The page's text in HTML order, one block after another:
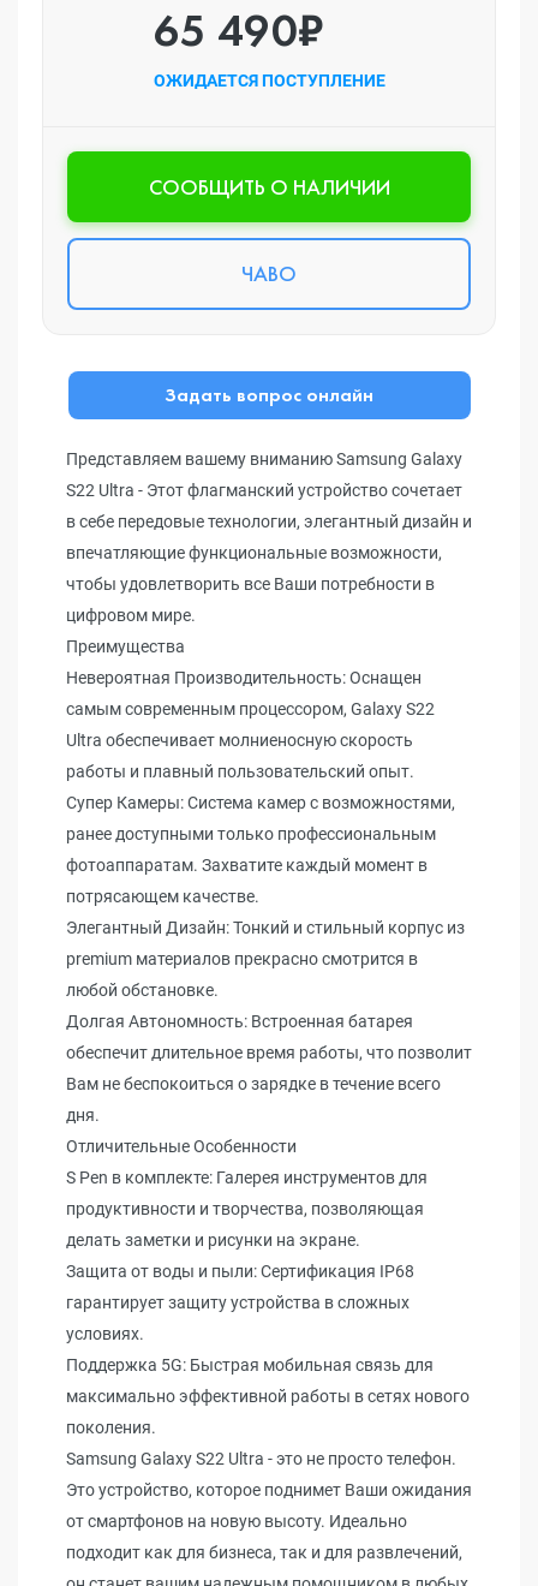
65 490₽
ОЖИДАЕТСЯ ПОСТУПЛЕНИЕ
CООБЩИТЬ О НАЛИЧИИ
ЧАВО
Задать вопрос онлайн
Представляем вашему вниманию Samsung Galaxy
S22 Ultra - Этот флагманский устройство сочетает
в себе передовые технологии, элегантный дизайн и
впечатляющие функциональные возможности,
чтобы удовлетворить все Ваши потребности в
цифровом мире.
Преимущества
Невероятная Производительность: Оснащен
самым современным процессором, Galaxy S22
Ultra обеспечивает молниеносную скорость
работы и плавный пользовательский опыт.
Супер Камеры: Система камер с возможностями,
ранее доступными только профессиональным
фотоаппаратам. Захватите каждый момент в
потрясающем качестве.
Элегантный Дизайн: Тонкий и стильный корпус из
premium материалов прекрасно смотрится в
любой обстановке.
Долгая Автономность: Встроенная батарея
обеспечит длительное время работы, что позволит
Вам не беспокоиться о зарядке в течение всего
дня.
Отличительные Особенности
S Pen в комплекте: Галерея инструментов для
продуктивности и творчества, позволяющая
делать заметки и рисунки на экране.
Защита от воды и пыли: Сертификация IP68
гарантирует защиту устройства в сложных
условиях.
Поддержка 5G: Быстрая мобильная связь для
максимально эффективной работы в сетях нового
поколения.
Samsung Galaxy S22 Ultra - это не просто телефон.
Это устройство, которое поднимет Ваши ожидания
от смартфонов на новую высоту. Идеально
подходит как для бизнеса, так и для развлечений,